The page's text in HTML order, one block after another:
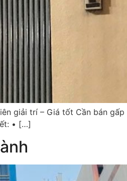
giải trí – Giá tốt Cần bán
• […]